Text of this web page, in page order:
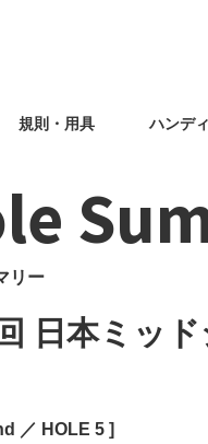
規則・用具 ハンデ
リー
日本ミッ
／ HOLE 5 ]